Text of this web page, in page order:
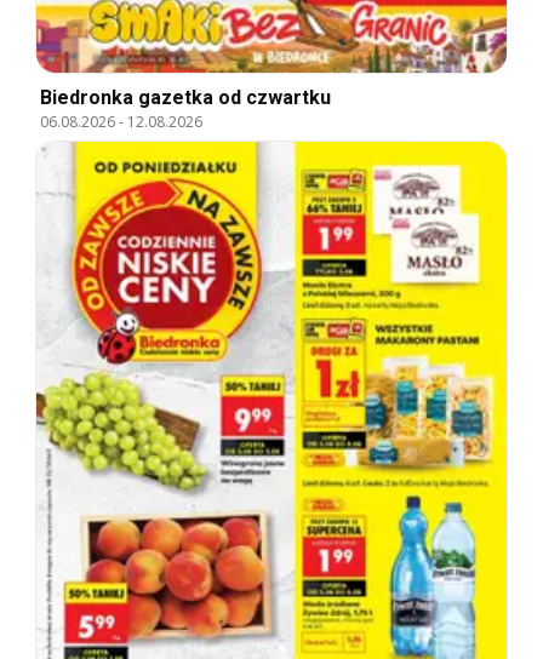
Biedronka gazetka od czwartku
06.08.2026- 12.08.2026